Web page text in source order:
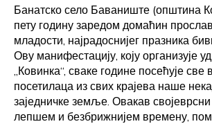
Банатско село Баваниште (општина
пету годину заредом домаћин
младости, најрадоснијег празника
Ову манифестацију, коју организује
„Ковинка“, сваке године посећује све
посетилаца из свих крајева наше
заједничке земље. Овакав
лепшем и безбрижнијем времену,